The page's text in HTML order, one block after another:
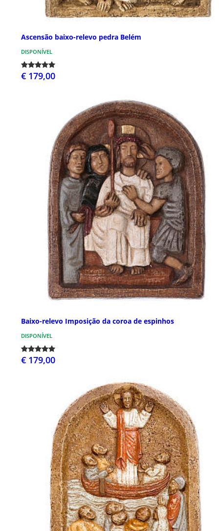
Ascensão baixo-relevo pedra Belém
DISPONÍVEL
€ 179,00
Baixo-relevo Imposição da coroa de espinhos
DISPONÍVEL
€ 179,00